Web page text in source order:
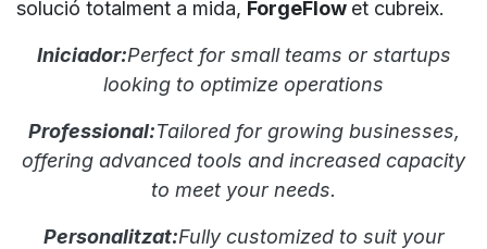
solució totalment a mida, ForgeFlow et cubreix.
Iniciador:Perfect for small teams or startups
looking to optimize operations
Professional:Tailored for growing businesses,
offering advanced tools and increased capacity
to meet your needs.
Personalitzat:Fully customized to suit your